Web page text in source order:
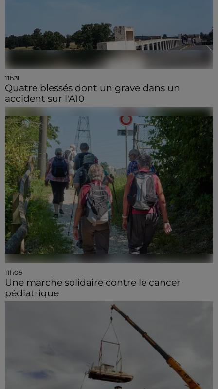
11h31
Quatre blessés dont un grave dans un
accident sur l'A10
11h06
Une marche solidaire contre le cancer
pédiatrique